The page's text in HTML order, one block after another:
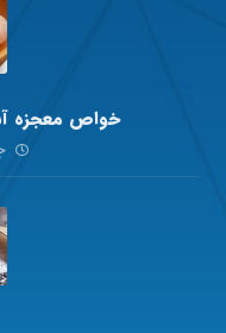
خواص معجزه